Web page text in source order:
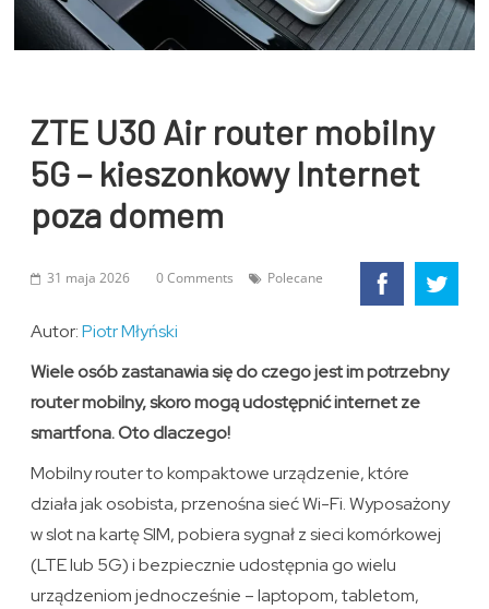
ZTE U30 Air router mobilny
5G – kieszonkowy Internet
poza domem
31 maja 2026 0 Comments Polecane
Autor:Piotr Młyński
Wiele osób zastanawia się do czego jest im potrzebny
router mobilny, skoro mogą udostępnić internet ze
smartfona. Oto dlaczego!
Mobilny router to kompaktowe urządzenie, które
działa jak osobista, przenośna sieć Wi-Fi. Wyposażony
w slot na kartę SIM, pobiera sygnał z sieci komórkowej
(LTE lub 5G) i bezpiecznie udostępnia go wielu
urządzeniom jednocześnie – laptopom, tabletom,